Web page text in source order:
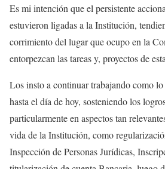
Es mi intención que el persistente
estuvieron ligadas a la Institución,
corrimiento del lugar que ocupo en la
entorpezcan las tareas y, proyectos de
Los insto a continuar trabajando como
hasta el día de hoy, sosteniendo los
particularmente en aspectos tan
vida de la Institución, como
Inspección de Personas Jurídicas,